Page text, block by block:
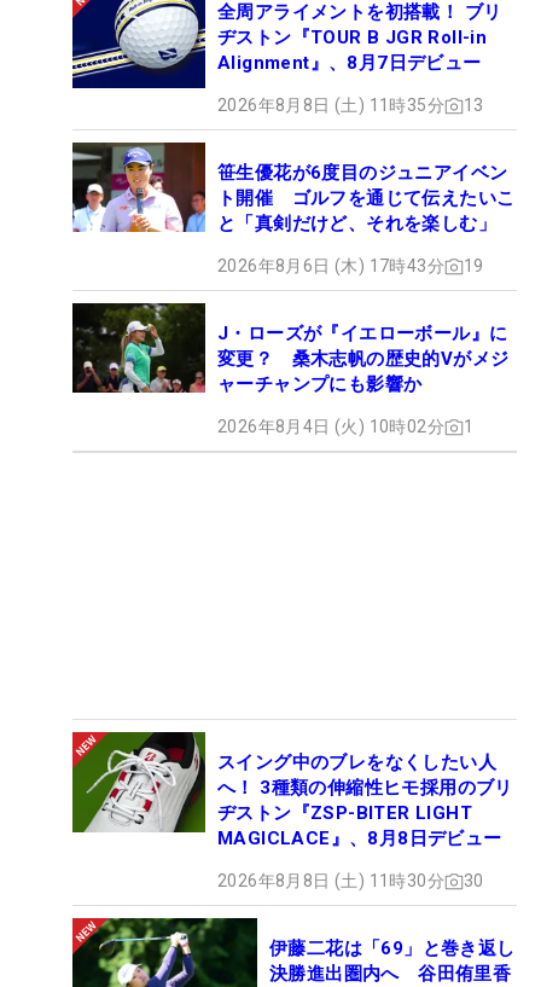
全周アライメントを初搭載！ ブリ
ヂストン『TOUR B JGR Roll-in
Alignment』、8月7日デビュー
2026年8月8日 (土) 11時35分 13
笹生優花が6度目のジュニアイベン
ト開催 ゴルフを通じて伝えたいこ
と「真剣だけど、それを楽しむ」
2026年8月6日 (木) 17時43分 19
J・ローズが『イエローボール』に
変更？ 桑木志帆の歴史的Vがメジ
ャーチャンプにも影響か
2026年8月4日 (火) 10時02分 1
スイング中のブレをなくしたい人
へ！ 3種類の伸縮性ヒモ採用のブリ
ヂストン『ZSP-BITER LIGHT
MAGICLACE』、8月8日デビュー
2026年8月8日 (土) 11時30分 30
伊藤二花は「69」と巻き返し
決勝進出圏内へ 谷田侑里香